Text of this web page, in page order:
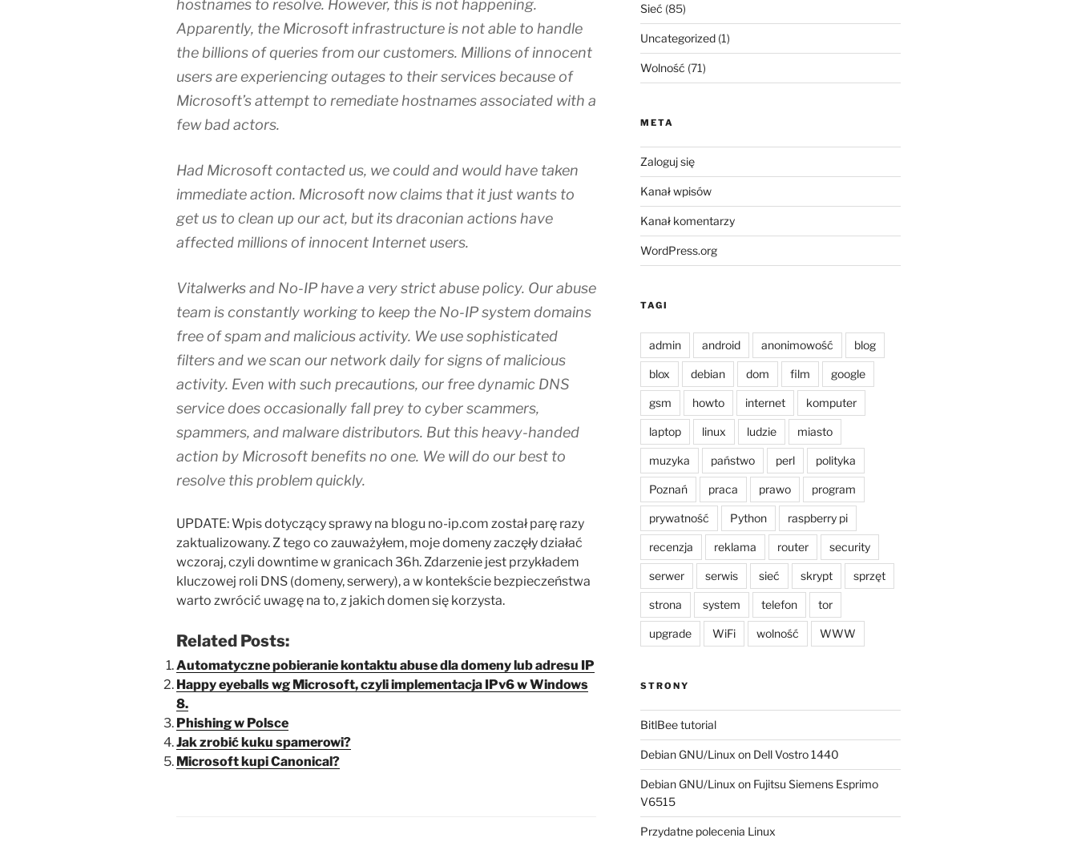
hostnames to resolve. However, this is not happening.
Apparently, the Microsoft infrastructure is not able to handle
the billions of queries from our customers. Millions of innocent
users are experiencing outages to their services because of
Microsoft’s attempt to remediate hostnames associated with a
few bad actors.
Had Microsoft contacted us, we could and would have taken
immediate action. Microsoft now claims that it just wants to
get us to clean up our act, but its draconian actions have
affected millions of innocent Internet users.
Vitalwerks and No­-IP have a very strict abuse policy. Our abuse
team is constantly working to keep the No-­IP system domains
free of spam and malicious activity. We use sophisticated
filters and we scan our network daily for signs of malicious
activity. Even with such precautions, our free dynamic DNS
service does occasionally fall prey to cyber scammers,
spammers, and malware distributors. But this heavy-handed
action by Microsoft benefits no one. We will do our best to
resolve this problem quickly.
UPDATE: Wpis dotyczący sprawy na blogu no-ip.com został parę razy
zaktualizowany. Z tego co zauważyłem, moje domeny zaczęły działać
wczoraj, czyli downtime w granicach 36h. Zdarzenie jest przykładem
kluczowej roli DNS (domeny, serwery), a w kontekście bezpieczeństwa
warto zwrócić uwagę na to, z jakich domen się korzysta.
Related Posts:
Automatyczne pobieranie kontaktu abuse dla domeny lub adresu IP
Happy eyeballs wg Microsoft, czyli implementacja IPv6 w Windows
8.
Phishing w Polsce
Jak zrobić kuku spamerowi?
Microsoft kupi Canonical?
Sieć (85)
Uncategorized(1)
Wolność (71)
META
Zaloguj się
Kanał wpisów
Kanał komentarzy
WordPress.org
TAGI
admin android anonimowość blog
blox debian dom film google
gsm howto internet komputer
laptop linux ludzie miasto
muzyka państwo perl polityka
Poznań praca prawo program
prywatność Python raspberry pi
recenzja reklama router security
serwer serwis sieć skrypt sprzęt
strona system telefon tor
upgrade WiFi wolność WWW
STRONY
BitlBee tutorial
Debian GNU/Linux on Dell Vostro 1440
Debian GNU/Linux on Fujitsu Siemens Esprimo
V6515
Przydatne polecenia Linux